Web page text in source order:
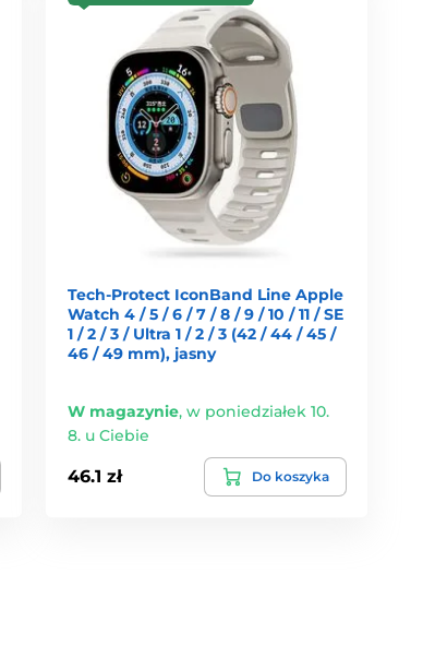
Tech-Protect IconBand Line Apple
Watch 4 / 5 / 6 / 7 / 8 / 9 / 10 / 11 / SE
1 / 2 / 3 / Ultra 1 / 2 / 3 (42 / 44 / 45 /
46 / 49 mm), jasny
W magazynie,w poniedziałek 10.
8. u Ciebie
46.1 zł Do koszyka